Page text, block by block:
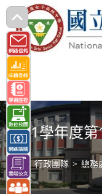
跳
轉
至
主
要
內
容 111學年度
> 行政團隊 > 總務